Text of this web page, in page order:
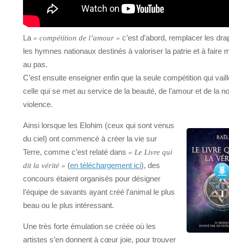
La « compétition de l’amour » c’est d’abord, remplacer les
les hymnes nationaux destinés à valoriser la patrie et à faire
au pas.
C’est ensuite enseigner enfin que la seule compétition qui
celle qui se met au service de la beauté, de l’amour et de la
violence.
Ainsi lorsque les Elohim (ceux qui sont venus
du ciel) ont commencé à créer la vie sur
Terre, comme c’est relaté dans « Le Livre qui
dit la vérité » (en téléchargement ici), des
concours étaient organisés pour désigner
l’équipe de savants ayant créé l’animal le plus
beau ou le plus intéressant.
Une très forte émulation se créée où les
artistes s’en donnent à cœur joie, pour trouver